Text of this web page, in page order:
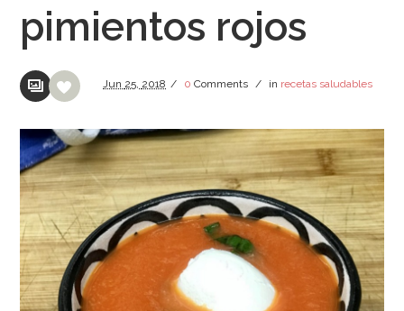
pimientos rojos
Jun 25, 2018 / 0 Comments / in recetas saludables